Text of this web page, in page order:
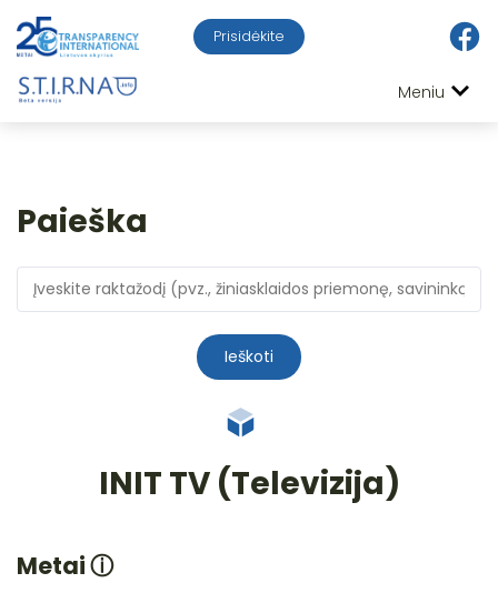
Prisidėkite
Meniu
Paieška
Ieškoti
INIT TV (Televizija)
Metaiⓘ